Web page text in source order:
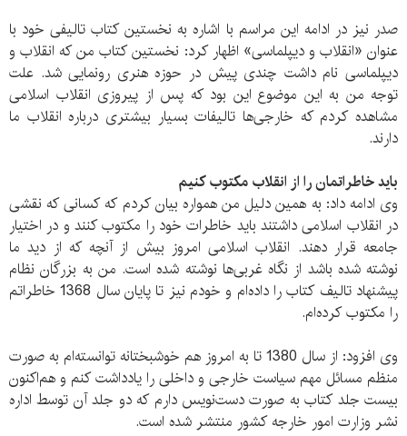
صدر نیز در ادامه این مراسم‌ با اشاره به نخستین کتاب تالیفی خود با
عنوان «انقلاب و دیپلماسی» اظهار کرد: نخستین کتاب من که انقلاب و
دیپلماسی نام داشت چندی پیش در حوزه هنری رونمایی شد. علت
توجه من به این موضوع این بود که پس از پیروزی انقلاب اسلامی
مشاهده کردم که خارجی‌ها تالیفات بسیار بیشتری درباره انقلاب ما
دارند.
باید خاطراتمان را از انقلاب مکتوب کنیم
وی ادامه داد: به همین دلیل من همواره بیان کردم که کسانی که نقشی
در انقلاب اسلامی داشتند باید خاطرات خود را مکتوب کنند و در اختیار
جامعه قرار دهند. انقلاب اسلامی امروز بیش از آنچه که از دید ما
نوشته شده باشد از نگاه غربی‌‌ها نوشته شده است. من به بزرگان نظام
پیشنهاد تالیف کتاب را داده‌ام و خودم نیز تا پایان سال 1368 خاطراتم
را مکتوب کرده‌ام.
وی افزود: از سال 1380 تا به امروز هم خوشبختانه توانسته‌ام به صورت
منظم مسائل مهم سیاست خارجی و داخلی را یادداشت کنم و هم‌اکنون
بیست‌ جلد کتاب به صورت دست‌نویس دارم که دو جلد آن توسط اداره
نشر وزارت امور خارجه کشور منتشر شده است.